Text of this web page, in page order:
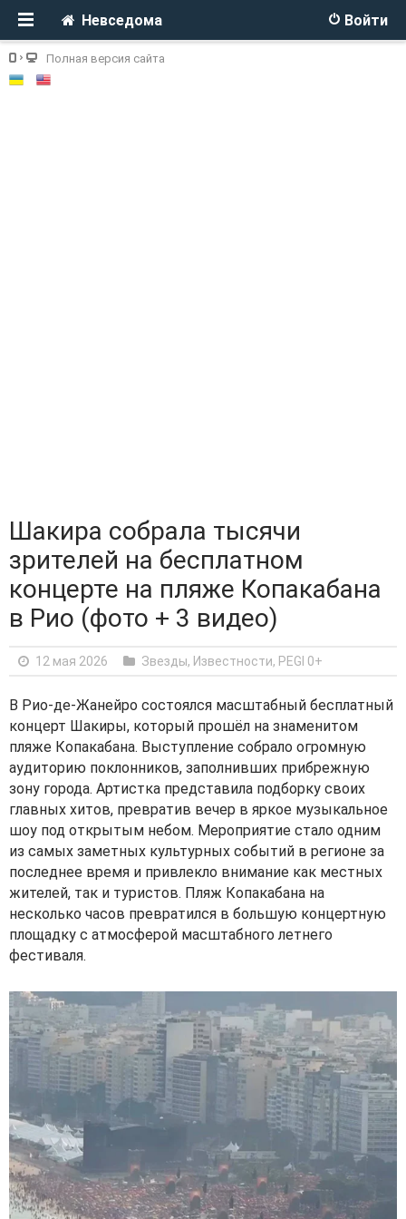
Войти
Невседома
Полная версия сайта
Шакира собрала тысячи
зрителей на бесплатном
концерте на пляже Копакабана
в Рио (фото + 3 видео)
12 мая 2026 Звезды, Известности, PEGI 0+
В Рио-де-Жанейро состоялся масштабный бесплатный
концерт Шакиры, который прошёл на знаменитом
пляже Копакабана. Выступление собрало огромную
аудиторию поклонников, заполнивших прибрежную
зону города. Артистка представила подборку своих
главных хитов, превратив вечер в яркое музыкальное
шоу под открытым небом. Мероприятие стало одним
из самых заметных культурных событий в регионе за
последнее время и привлекло внимание как местных
жителей, так и туристов. Пляж Копакабана на
несколько часов превратился в большую концертную
площадку с атмосферой масштабного летнего
фестиваля.